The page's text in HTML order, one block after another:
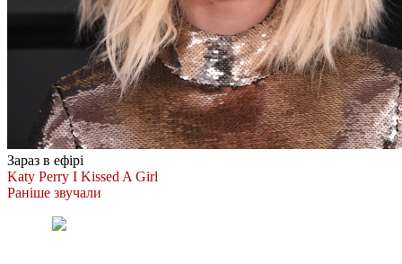
Зараз в ефірі
Katy Perry I Kissed A Girl
Раніше звучали